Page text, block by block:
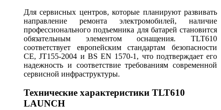
Для сервисных центров, которые планируют развивать
направление ремонта электромобилей, наличие
профессионального подъемника для батарей становится
обязательным элементом оснащения. TLT610
соответствует европейским стандартам безопасности
CE, JT155-2004 и BS EN 1570-1, что подтверждает его
надежность и соответствие требованиям современной
сервисной инфраструктуры.
Технические характеристики TLT610
LAUNCH